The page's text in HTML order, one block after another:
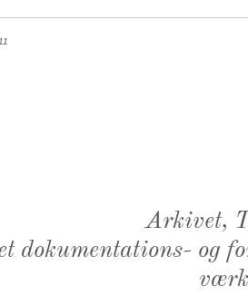
Arkivet,
dokumentations- og